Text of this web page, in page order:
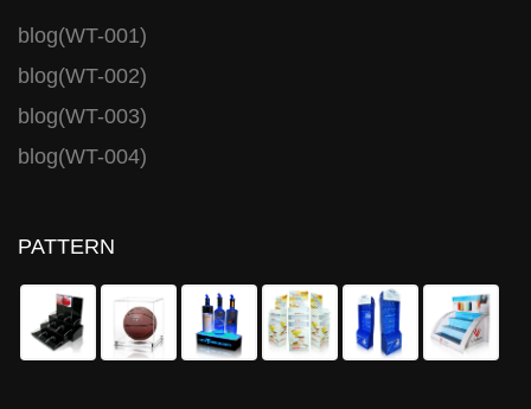
blog(WT-001)
blog(WT-002)
blog(WT-003)
blog(WT-004)
PATTERN